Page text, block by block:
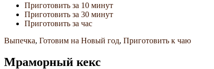
Приготовить за 10 минут
Приготовить за 30 минут
Приготовить за час
Выпечка, Готовим на Новый год, Приготовить к чаю
Мраморный кекс